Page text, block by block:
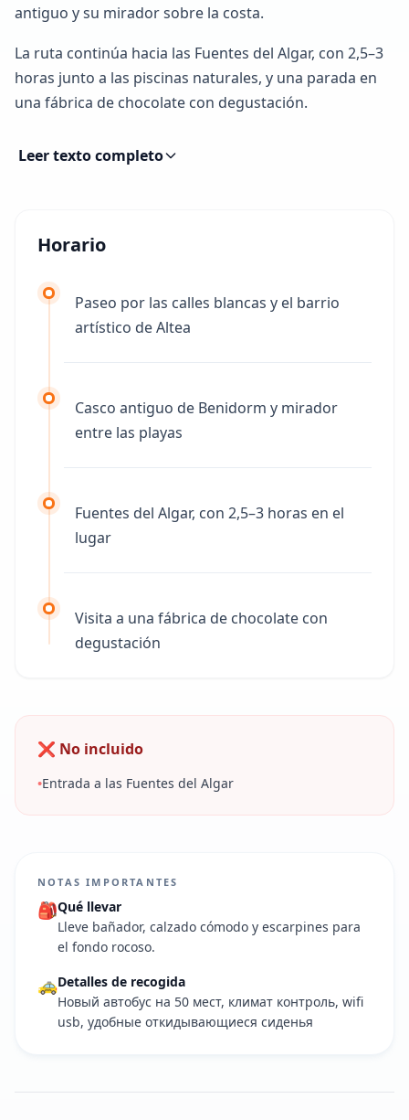
antiguo y su mirador sobre la costa.
La ruta continúa hacia las Fuentes del Algar, con 2,5–3
horas junto a las piscinas naturales, y una parada en
una fábrica de chocolate con degustación.
Leer texto completo
Horario
Paseo por las calles blancas y el barrio
artístico de Altea
Casco antiguo de Benidorm y mirador
entre las playas
Fuentes del Algar, con 2,5–3 horas en el
lugar
Visita a una fábrica de chocolate con
degustación
❌ No incluido
•Entrada a las Fuentes del Algar
NOTAS IMPORTANTES
🎒Qué llevar
Lleve bañador, calzado cómodo y escarpines para
el fondo rocoso.
🚕Detalles de recogida
Новый автобус на 50 мест, климат контроль, wifi
usb, удобные откидывающиеся сиденья